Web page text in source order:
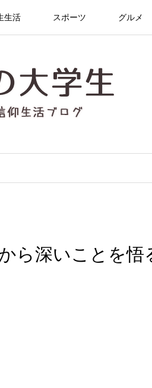
生活 スポーツ グルメ
ら深いことを悟